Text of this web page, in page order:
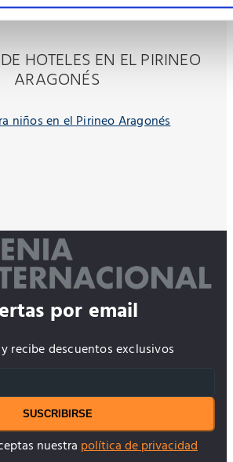
HOTELES EN EL PIRINEO
ARAGONÉS
niños en el Pirineo Aragonés
por email
recibe descuentos exclusivos
SUSCRIBIRSE
nuestra política de privacidad